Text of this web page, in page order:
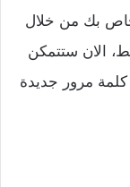
بك من خلال
الان ستتمكن
كلمة مرور جديدة